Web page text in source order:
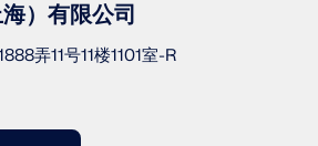
）有限公司
弄11号11楼1101室-R